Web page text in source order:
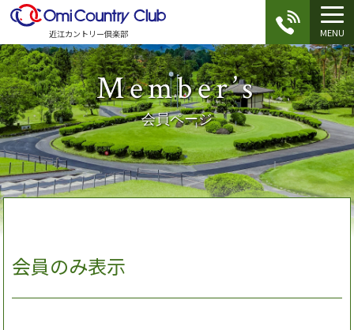
近江カントリー倶楽部 MENU
Member’s
会員ページ
会員のみ表示